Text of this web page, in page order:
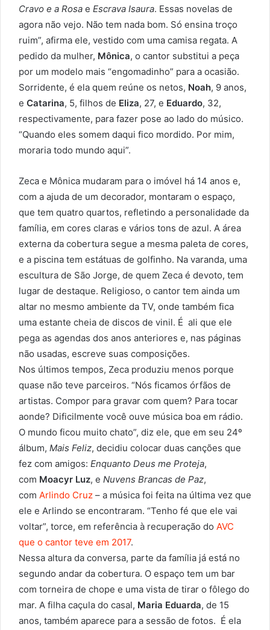
Cravo e a Rosa e Escrava Isaura. Essas novelas de
agora não vejo. Não tem nada bom. Só ensina troço
ruim”, afirma ele, vestido com uma camisa regata. A
pedido da mulher, Mônica, o cantor substitui a peça
por um modelo mais “engomadinho” para a ocasião.
Sorridente, é ela quem reúne os netos, Noah, 9 anos,
e Catarina, 5, filhos de Eliza, 27, e Eduardo, 32,
respectivamente, para fazer pose ao lado do músico.
“Quando eles somem daqui fico mordido. Por mim,
moraria todo mundo aqui”.
Zeca e Mônica mudaram para o imóvel há 14 anos e,
com a ajuda de um decorador, montaram o espaço,
que tem quatro quartos, refletindo a personalidade da
família, em cores claras e vários tons de azul. A área
externa da cobertura segue a mesma paleta de cores,
e a piscina tem estátuas de golfinho. Na varanda, uma
escultura de São Jorge, de quem Zeca é devoto, tem
lugar de destaque. Religioso, o cantor tem ainda um
altar no mesmo ambiente da TV, onde também fica
uma estante cheia de discos de vinil. É ali que ele
pega as agendas dos anos anteriores e, nas páginas
não usadas, escreve suas composições.
Nos últimos tempos, Zeca produziu menos porque
quase não teve parceiros. “Nós ficamos órfãos de
artistas. Compor para gravar com quem? Para tocar
aonde? Dificilmente você ouve música boa em rádio.
O mundo ficou muito chato”, diz ele, que em seu 24º
álbum, Mais Feliz, decidiu colocar duas canções que
fez com amigos: Enquanto Deus me Proteja,
com Moacyr Luz, e Nuvens Brancas de Paz,
com Arlindo Cruz – a música foi feita na última vez que
ele e Arlindo se encontraram. “Tenho fé que ele vai
voltar”, torce, em referência à recuperação do AVC
que o cantor teve em 2017.
Nessa altura da conversa, parte da família já está no
segundo andar da cobertura. O espaço tem um bar
com torneira de chope e uma vista de tirar o fôlego do
mar. A filha caçula do casal, Maria Eduarda, de 15
anos, também aparece para a sessão de fotos. É ela